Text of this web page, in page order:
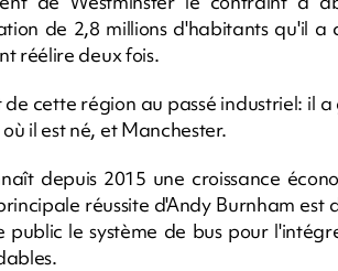
de 2,8 millions d'habitants qu'il a
réélire deux fois.
cette région au passé industriel: il
il est né, et Manchester.
depuis 2015 une croissance
réussite d'Andy Burnham est
public le système de bus pour